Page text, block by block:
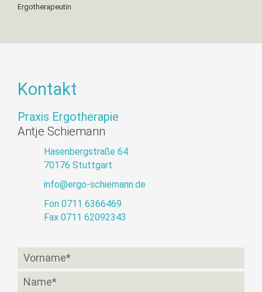
Ergotherapeutin
Kontakt
Praxis Ergotherapie
Antje Schiemann
Hasenbergstraße 64
70176 Stuttgart
info@ergo-schiemann.de
Fon 0711 6366469
Fax 0711 62092343